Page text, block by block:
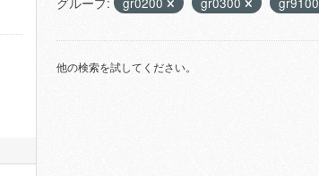
他の検索を試してください。